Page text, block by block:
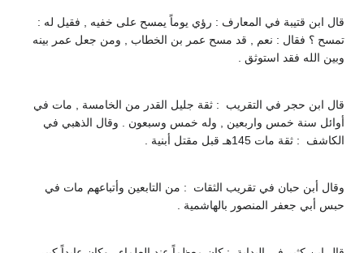
قال ابن قتيبة في المعارف : رؤي يوماً يمسح على خفيه , فقيل له :
تمسح ؟ فقال : نعم , قد مسح عمر بن الخطاب , ومن جعل عمر بينه
وبين الله فقد استوثق .
قال ابن حجر في التقريب : ثقة جليل القدر من الخامسة , مات في
أوائل سنة خمس واربعين , وله خمس وسبعون . وقال الذهبي في
الكاشف : ثقة مات 145هـ قبل مقتل أبنية .
وقال أبن حبان في تقريب الثقات : من التابعين وأتباعهم مات في
حبس أبي جعفر المنصور بالهاشمية .